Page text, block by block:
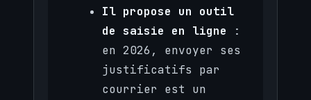
Il propose un outil
de saisie en ligne :
en 2026, envoyer ses
justificatifs par
courrier est un